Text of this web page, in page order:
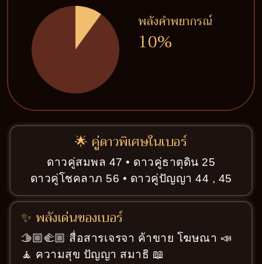
พลังคำพยากรณ์
10%
🌟 คู่ดาวพิเศษในเบอร์
ดาวคู่สมพล 47 • ดาวคู่ธาตุดิน 25
ดาวคู่โชคลาภ 56 • ดาวคู่ปัญญา 44 , 45
✨ พลังเด่นของเบอร์
🫱🏼‍🫲🏼 สื่อสารเจรจา ค้าขาย โฆษณา 📣
🧘 ความสุข ปัญญา สมาธิ 📖